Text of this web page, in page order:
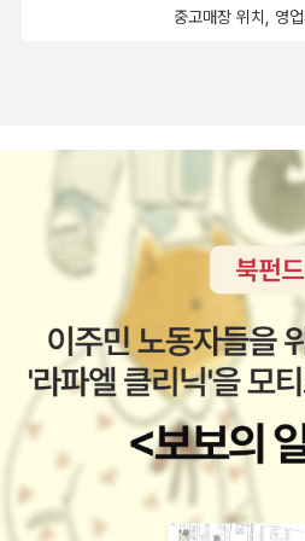
이의 모습들이 인물 하나하나, 다
그러나 '끝까지 안 풀어지면 말자
화해하고 오손도손 살갑게 살진
를 취함으로써 더욱 현실감 있는
들의 이름이 일본어고 일본 식도
지금 어디선가 일어나고 있다고
를 규할머니께 배우는 히토코와
많이 나온다. 각각의 노래가 의미
책 속에 나오는 곡을 한 곡도 몰
이스]와 [유작]이 초반에 나왔을
고 최대한 히토코의 감정과 할머
까 이해를 하며 읽어봤다. 중 후
도 조금만 더 견뎌보자는 의미로,
속의 주인공이 바로 우리의 학창
얼마나 괴로운 일인지 알기에, 다
학창시절을 보낼 수 있도록 도움
기를 바란다.
그 생각이 떠올랐고 누카가 미오작
대해 저와 주변사람들의 관계를
지민작가님의 「초록털 고양이 포
이 알아내고 사람의 말을 할 수 있
자신의 가족을 찾기 위해 정든
지막 장면이 인상적이고 슬펐다
세계문학상우수상을 수상하신 조
자 시점」의 혹평 리뷰를 보았던
좋았지만 너무 가벼웠던「스페이
가 잘 안맞던 「러블로그」를 읽어
데 읽어보니 흥미로웠고 괴물의
처럼 되지 않기 위해 노력하는 인
중고매장 위치, 영